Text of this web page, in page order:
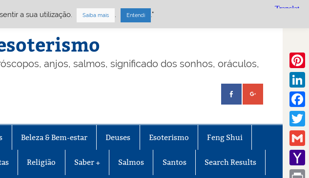
anjos, salmos, significado dos sonhos, oráculos,
Beleza & Bem-estar Deuses Esoterismo Feng Shui
Religião Saber + Salmos Santos Search Results
Gmail
a sua utilização. Saiba mais . Entendi ."